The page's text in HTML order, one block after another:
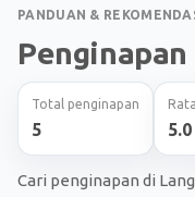
PANDUAN &
Total penginapan
5 5.0
Cari penginapan di